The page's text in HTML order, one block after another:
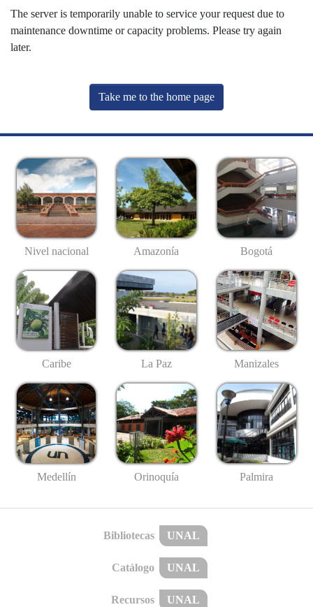
The server is temporarily unable to service your request due to
maintenance downtime or capacity problems. Please try again
later.
Take me to the home page
Nivel nacional Amazonía Bogotá
Caribe La Paz Manizales
Medellín Orinoquía Palmira
Bibliotecas UNAL
Catálogo UNAL
Recursos UNAL